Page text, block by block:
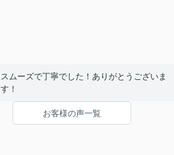
スムーズで丁寧でした！ありがとうございま
す！
お客様の声一覧